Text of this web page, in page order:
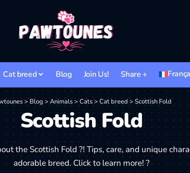
Cat breed Blog Join Us! Share +
>Blog>Animals>Cats> Cat breed > Scottish Fold
Scottish Fold
the Scottish Fold ?! Tips, care, and unique
adorable breed. Click to learn more! ?